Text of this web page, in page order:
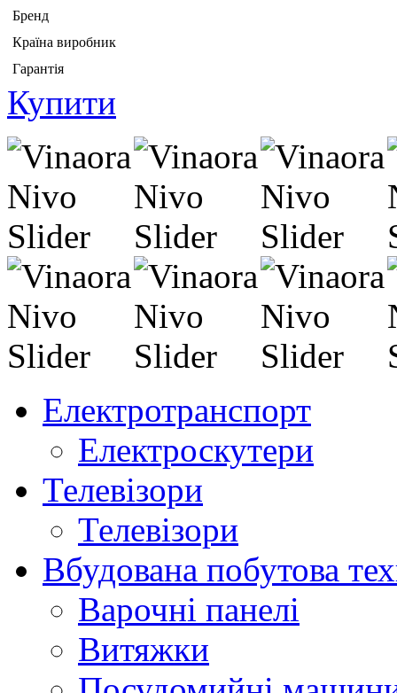
Бренд
Країна виробник
Гарантія
Купити
Електротранспорт
Електроскутери
Телевізори
Телевізори
Вбудована побутова
Варочні панелі
Витяжки